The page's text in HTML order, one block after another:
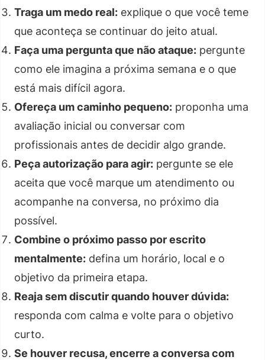
Traga um medo real: explique o que você teme
que aconteça se continuar do jeito atual.
Faça uma pergunta que não ataque: pergunte
como ele imagina a próxima semana e o que
está mais difícil agora.
Ofereça um caminho pequeno: proponha uma
avaliação inicial ou conversar com
profissionais antes de decidir algo grande.
Peça autorização para agir: pergunte se ele
aceita que você marque um atendimento ou
acompanhe na conversa, no próximo dia
possível.
Combine o próximo passo por escrito
mentalmente: defina um horário, local e o
objetivo da primeira etapa.
Reaja sem discutir quando houver dúvida:
responda com calma e volte para o objetivo
curto.
Se houver recusa, encerre a conversa com